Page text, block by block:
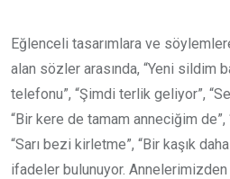
Eğlenceli tasarımlara ve
alan sözler arasında, “Yeni sildim
telefonu”, “Şimdi terlik geliyor”,
“Bir kere de tamam anneciğim
“Sarı bezi kirletme”, “Bir kaşık
ifadeler bulunuyor. Annelerimizden